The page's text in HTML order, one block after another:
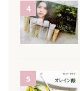
4
5